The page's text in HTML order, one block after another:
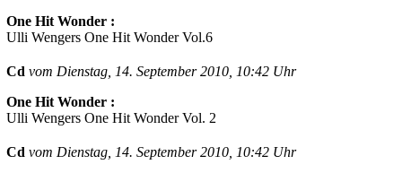
One Hit Wonder :
Ulli Wengers One Hit Wonder Vol.6
Cd vom Dienstag, 14. September 2010, 10:42 Uhr
One Hit Wonder :
Ulli Wengers One Hit Wonder Vol. 2
Cd vom Dienstag, 14. September 2010, 10:42 Uhr